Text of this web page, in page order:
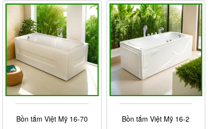
Bồn tắm Việt Mỹ 16-70 Bồn tắm Việt Mỹ 16-2